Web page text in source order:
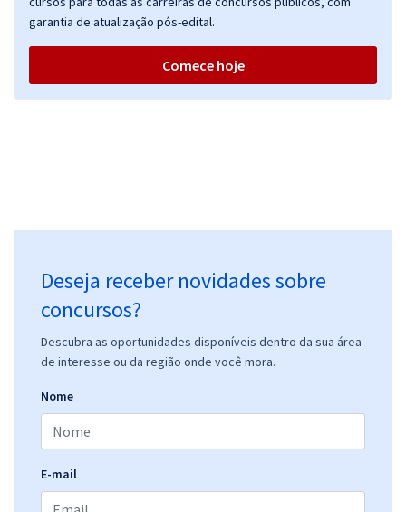
garantia de atualização pós-edital.
Comece hoje
Deseja receber novidades sobre
concursos?
Descubra as oportunidades disponíveis dentro da sua área
de interesse ou da região onde você mora.
Nome
E-mail